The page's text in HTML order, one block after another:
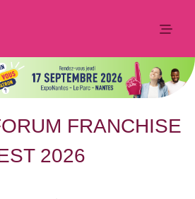
FRANCHISE
2026